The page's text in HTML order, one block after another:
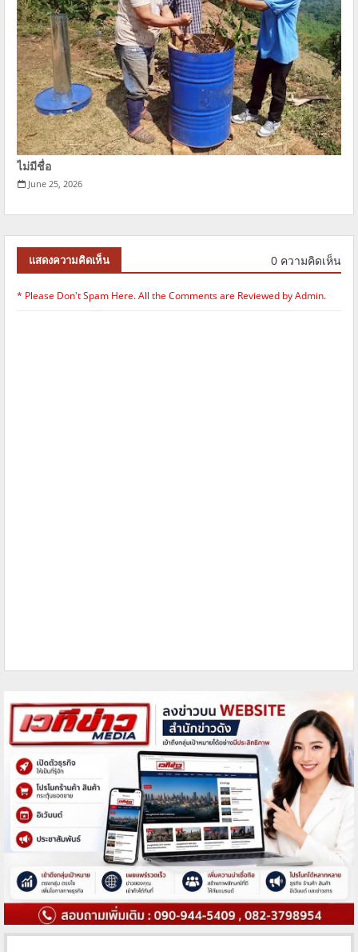
ไม่มีชื่อ
June 25, 2026
แสดงความคิดเห็น 0 ความคิดเห็น
* Please Don't Spam Here. All the Comments are Reviewed by Admin.